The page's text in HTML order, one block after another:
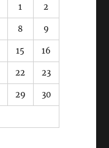
1 2
8 9
15 16
22 23
29 30